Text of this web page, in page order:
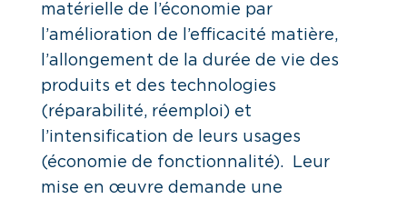
matérielle de l’économie par
l’amélioration de l’efficacité matière,
l’allongement de la durée de vie des
produits et des technologies
(réparabilité, réemploi) et
l’intensification de leurs usages
(économie de fonctionnalité). Leur
mise en œuvre demande une